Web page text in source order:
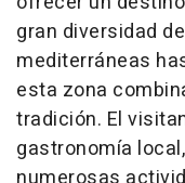
gran diversidad
mediterráneas
esta zona
tradición. El
gastronomía